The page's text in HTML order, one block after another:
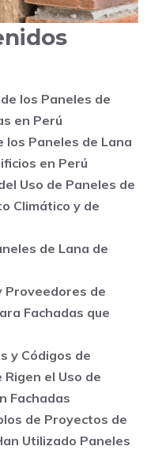
los Paneles de
en Perú
los Paneles de Lana
en Perú
Uso de Paneles de
Climático y de
de Lana de
Proveedores de
Fachadas que
y Códigos de
el Uso de
Fachadas
de Proyectos de
Utilizado Paneles